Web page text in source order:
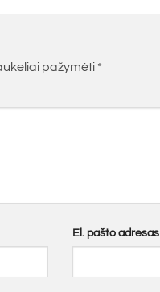
pažymėti *
El. pašto adresas